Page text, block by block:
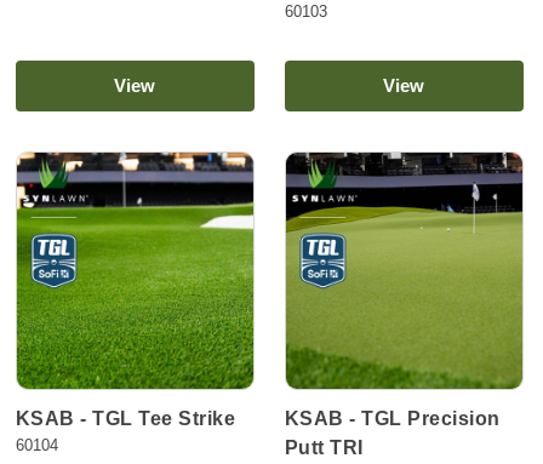
View
60103
View
KSAB - TGL Tee Strike
60104
KSAB - TGL Precision
Putt TRI